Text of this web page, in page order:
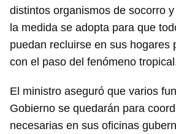
distintos organismos de socorro
la medida se adopta para que
puedan recluirse en sus hogares
con el paso del fenómeno
El ministro aseguró que varios
Gobierno se quedarán para
necesarias en sus oficinas